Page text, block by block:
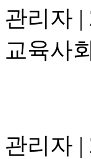
관리자 |
교육사
관리자 |